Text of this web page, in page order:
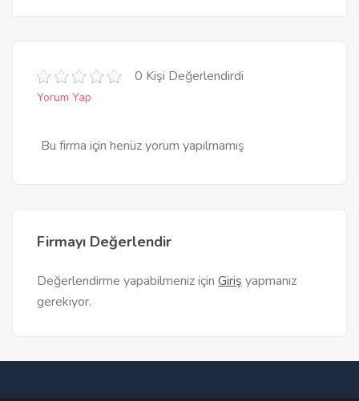
0 Kişi Değerlendirdi
Yorum Yap
Bu firma için henüz yorum yapılmamış
Firmayı Değerlendir
Değerlendirme yapabilmeniz için Giriş yapmanız
gerekiyor.